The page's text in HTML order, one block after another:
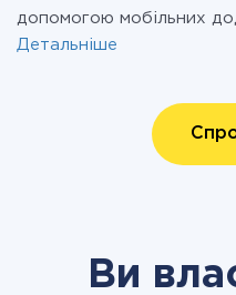
допомогою мобільних
Детальніше
Ви